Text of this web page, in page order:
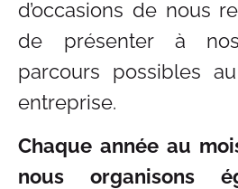
d’occasions de nous
de présenter à
parcours possibles
entreprise.
Chaque année au
nous organisons